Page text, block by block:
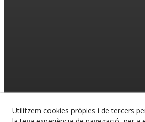
Utilitzem cookies pròpies i de tercers